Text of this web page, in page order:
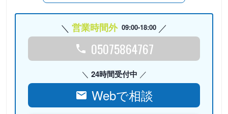
営業時間外 09:00-18:00
05075864767
24時間受付中
Webで相談